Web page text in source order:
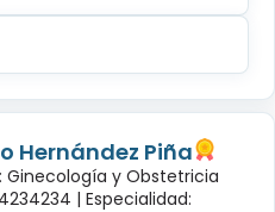
Hernández Piña
Ginecología y Obstetricia
| Especialidad: